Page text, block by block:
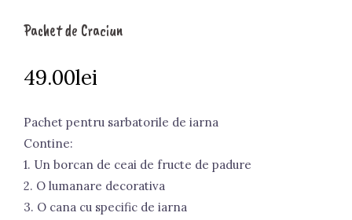
Pachet de Craciun
49.00lei
Pachet pentru sarbatorile de iarna
Contine:
1. Un borcan de ceai de fructe de padure
2. O lumanare decorativa
3. O cana cu specific de iarna